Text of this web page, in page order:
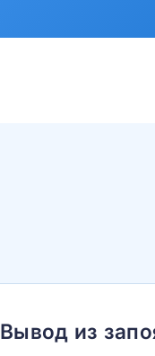
Вывод из